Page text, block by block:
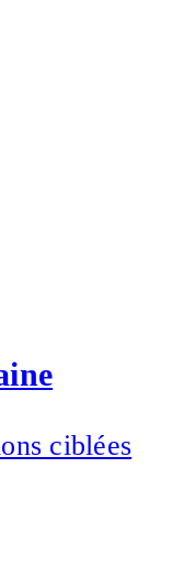
ciblées